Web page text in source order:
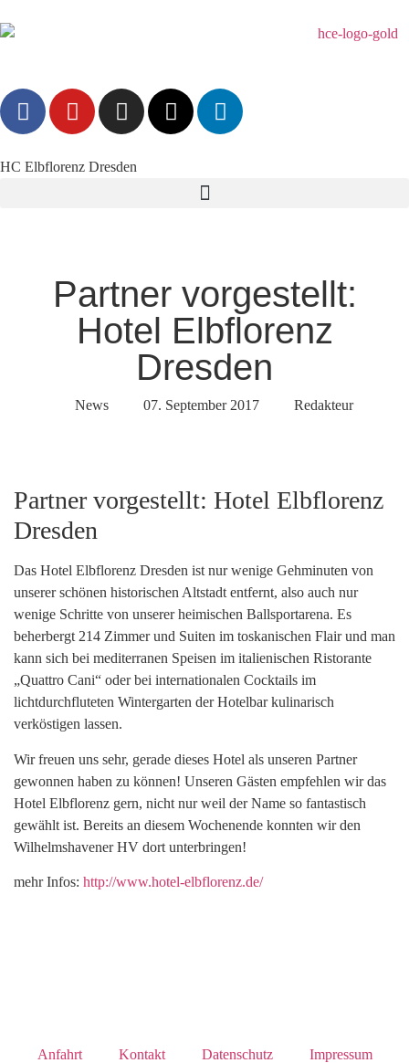
HC Elbflorenz Dresden
Partner vorgestellt:
Hotel Elbflorenz
Dresden
News 07. September 2017 Redakteur
Partner vorgestellt: Hotel Elbflorenz
Dresden
Das Hotel Elbflorenz Dresden ist nur wenige Gehminuten von
unserer schönen historischen Altstadt entfernt, also auch nur
wenige Schritte von unserer heimischen Ballsportarena. Es
beherbergt 214 Zimmer und Suiten im toskanischen Flairund man
kann sich bei mediterranen Speisen im italienischen Ristorante
„Quattro Cani“ oder bei internationalen Cocktails im
lichtdurchfluteten Wintergarten der Hotelbar kulinarisch
verköstigen lassen.
Wir freuen uns sehr, gerade dieses Hotel als unseren Partner
gewonnen haben zu können! Unseren Gästen empfehlen wir das
Hotel Elbflorenz gern, nicht nur weil der Name so fantastisch
gewählt ist. Bereits an diesem Wochenende konnten wir den
Wilhelmshavener HV dort unterbringen!
mehr Infos: http://www.hotel-elbflorenz.de/
Anfahrt Kontakt Datenschutz Impressum